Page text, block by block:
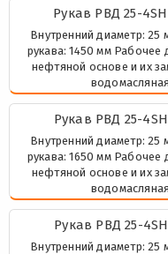
Рукав РВД 25-
Внутренний диаметр:
рукава: 1450 мм Рабочее
нефтяной основе и их
Рукав РВД 25-
Внутренний диаметр:
рукава: 1650 мм Рабочее
нефтяной основе и их
Рукав РВД 25-
Внутренний диаметр: